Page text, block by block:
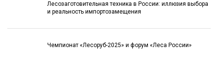
Лесозаготовительная техника в России: иллюзия выбора
и реальность импортозамещения
Чемпионат «Лесоруб-2025» и форум «Леса России»